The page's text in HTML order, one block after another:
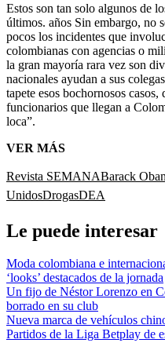
Estos son tan solo algunos de
últimos. años Sin embargo, no
pocos los incidentes que
colombianas con agencias o
la gran mayoría rara vez son
nacionales ayudan a sus
tapete esos bochornosos
funcionarios que llegan a
loca”.
VER MÁS
Revista SEMANABarack
UnidosDrogasDEA
Le puede interesar
Moda colombiana e
‘looks’ destacados de la jornada
Un fijo de Néstor Lorenzo en
borrado en su club
Nueva marca de vehículos
Partidos de la Liga Betplay de